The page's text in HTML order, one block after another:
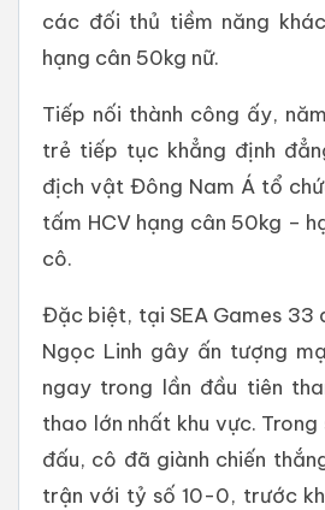
các đối thủ tiềm năng
hạng cân 50kg nữ.
Tiếp nối thành công ấy,
trẻ tiếp tục khẳng định
địch vật Đông Nam Á tổ
tấm HCV hạng cân 50kg –
cô.
Đặc biệt, tại SEA Games 33
Ngọc Linh gây ấn tượng
ngay trong lần đầu tiên
thao lớn nhất khu vực.
đấu, cô đã giành chiến
trận với tỷ số 10-0, trước